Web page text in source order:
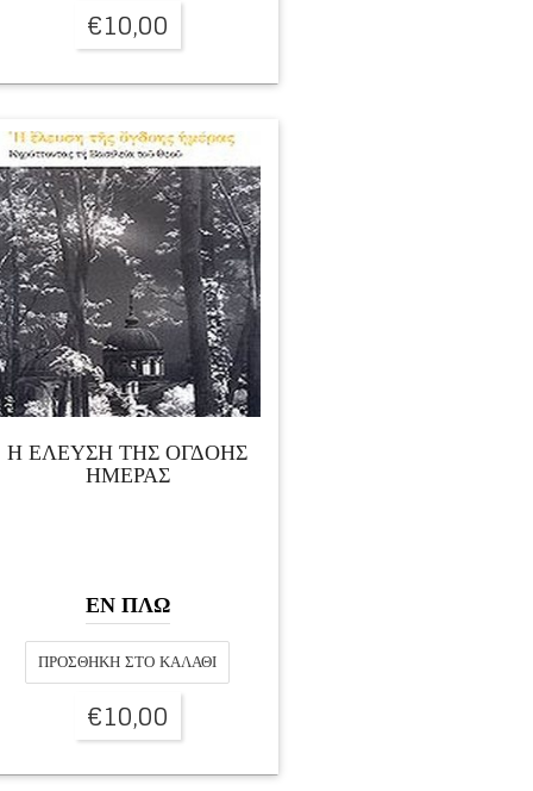
€10,00
Η ΕΛΕΥΣΗ ΤΗΣ ΟΓΔΟΗΣ
ΗΜΕΡΑΣ
ΕΝ ΠΛΩ
ΠΡΟΣΘΉΚΗ ΣΤΟ ΚΑΛΆΘΙ
€10,00